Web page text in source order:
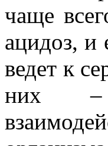
чаще
ацидоз, и
ведет к
них –